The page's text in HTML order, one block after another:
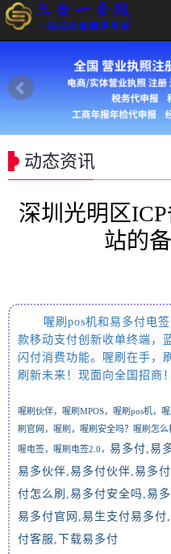
动态资讯
深圳光明区
站的
喔刷pos机和易多付电签
款移动支付创新收单终端，
闪付消费功能。喔刷在手，
刷新未来！现面向全国招商 ！
喔刷伙伴，喔刷 MPOS，喔刷pos机，
刷官网，喔刷，喔刷安全吗？喔刷怎么
喔电签，喔刷电签2.0， 易多付,易
易多伙伴,易多付伙伴,易多
付怎么刷 ,易多付安全吗,易
易多付官网 ,易生支付易多付,
付客服 , 下载易多付